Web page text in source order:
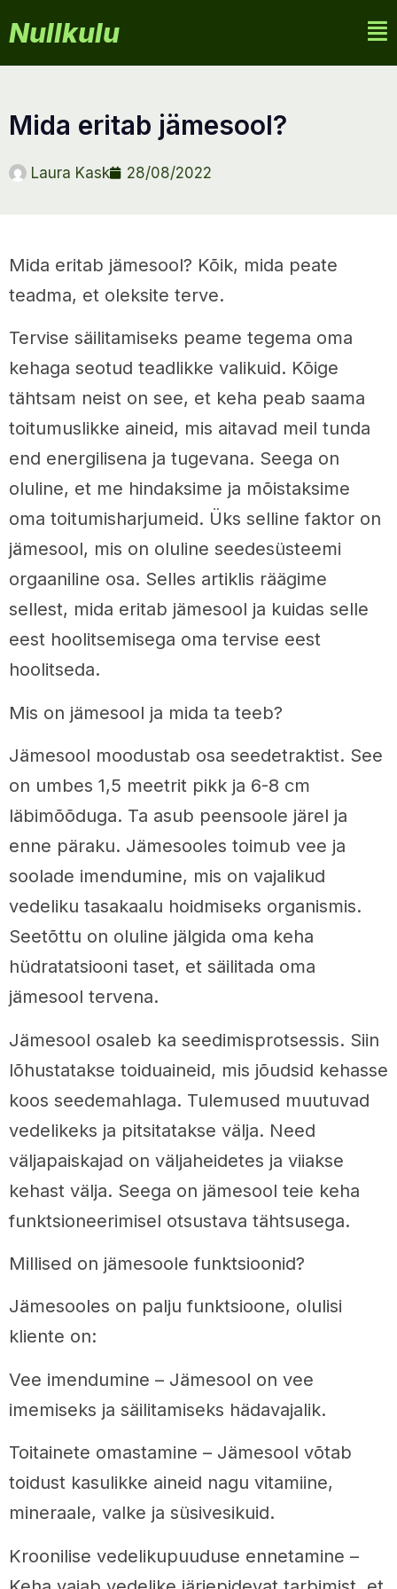
Nullkulu
mida eritab jämesool?
Laura Kask 28/08/2022
Mida eritab jämesool? Kõik, mida peate
teadma, et oleksite terve.
Tervise säilitamiseks peame tegema oma
kehaga seotud teadlikke valikuid. Kõige
tähtsam neist on see, et keha peab saama
toitumuslikke aineid, mis aitavad meil tunda
end energilisena ja tugevana. Seega on
oluline, et me hindaksime ja mõistaksime
oma toitumisharjumeid. Üks selline faktor on
jämesool, mis on oluline seedesüsteemi
orgaaniline osa. Selles artiklis räägime
sellest, mida eritab jämesool ja kuidas selle
eest hoolitsemisega oma tervise eest
hoolitseda.
Mis on jämesool ja mida ta teeb?
Jämesool moodustab osa seedetraktist. See
on umbes 1,5 meetrit pikk ja 6-8 cm
läbimõõduga. Ta asub peensoole järel ja
enne päraku. Jämesooles toimub vee ja
soolade imendumine, mis on vajalikud
vedeliku tasakaalu hoidmiseks organismis.
Seetõttu on oluline jälgida oma keha
hüdratatsiooni taset, et säilitada oma
jämesool tervena.
Jämesool osaleb ka seedimisprotsessis. Siin
lõhustatakse toiduaineid, mis jõudsid kehasse
koos seedemahlaga. Tulemused muutuvad
vedelikeks ja pitsitatakse välja. Need
väljapaiskajad on väljaheidetes ja viiakse
kehast välja. Seega on jämesool teie keha
funktsioneerimisel otsustava tähtsusega.
Millised on jämesoole funktsioonid?
Jämesooles on palju funktsioone, olulisi
kliente on:
Vee imendumine – Jämesool on vee
imemiseks ja säilitamiseks hädavajalik.
Toitainete omastamine – Jämesool võtab
toidust kasulikke aineid nagu vitamiine,
mineraale, valke ja süsivesikuid.
Kroonilise vedelikupuuduse ennetamine –